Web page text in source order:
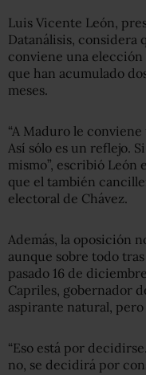
Luis Vicente León,
Datanálisis, considera
conviene una
que han acumulado
meses.
“A Maduro le
Así sólo es un reflejo.
mismo”, escribió
que el también
electoral de Chávez.
Además, la oposición
aunque sobre todo
pasado 16 de
Capriles, gobernador
aspirante natural,
“Eso está por
no, se decidirá por